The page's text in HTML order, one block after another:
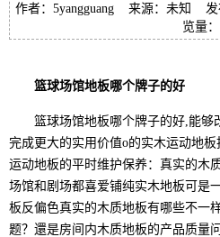
作者：5yangguang 来源：未知 发
览量：
篮球场馆地板哪个牌子的好
篮球场馆地板哪个牌子的好,能够
完成更大的实用价值o的实木运动地
运动地板的平时维护保养：真实的木
场馆和剧场都喜爱铺纯实木地板可是
板反偏色真实的木质地板有哪些不一
题？還是房间内木质地板的产品质量